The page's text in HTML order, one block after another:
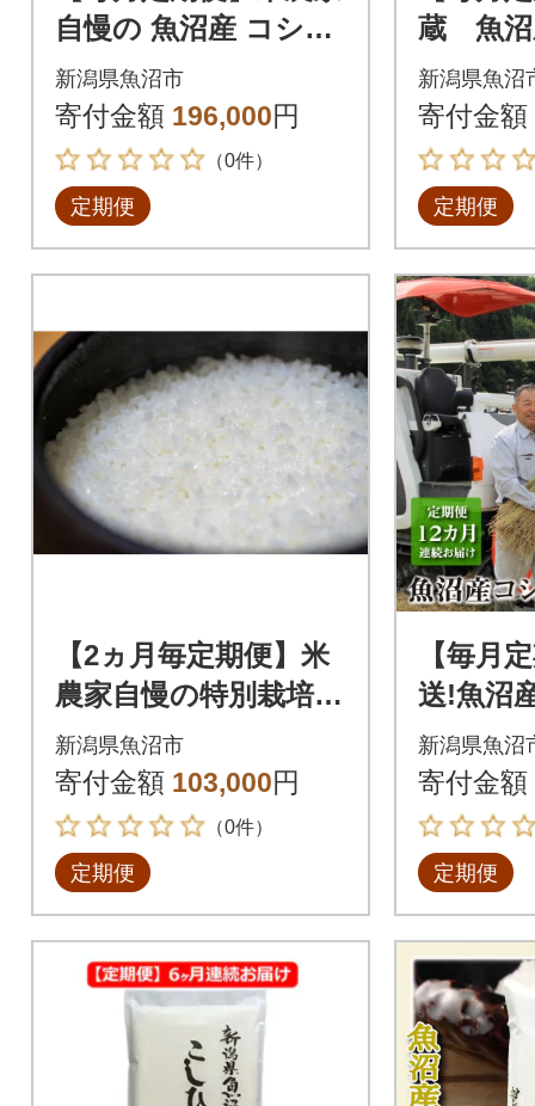
自慢の 魚沼産 コシヒ
カリ 精米 5kg×1袋全1
2回
新潟県魚沼市
寄付金額 196,000円
（0件）
定期便
蔵 魚沼
り無洗
全12回
新潟県魚沼
寄付金額
定期便
【2ヵ月毎定期便】米
農家自慢の特別栽培米
魚沼産 コシヒカリ精
米 5kg×1袋全6回
新潟県魚沼市
寄付金額 103,000円
（0件）
定期便
【毎月
送!魚沼
(精米
新潟県魚沼
寄付金額
定期便